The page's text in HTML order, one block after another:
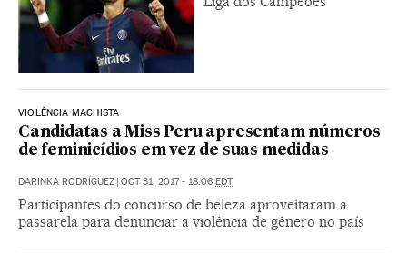
VIOLÊNCIA MACHISTA
Candidatas a Miss Peru apresentam números
de feminicídios em vez de suas medidas
DARINKA RODRÍGUEZ | OCT 31, 2017 - 18:06 EDT
Participantes do concurso de beleza aproveitaram a
passarela para denunciar a violência de gênero no país